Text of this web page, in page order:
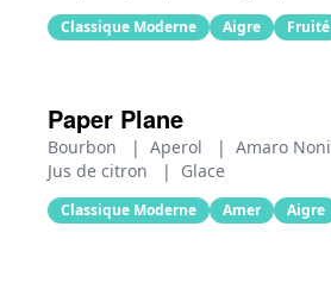
Classique Moderne Aigre Fruité
Paper Plane
Bourbon | Aperol | Amaro
Jus de citron
| Glace
Classique Moderne Amer Aigre